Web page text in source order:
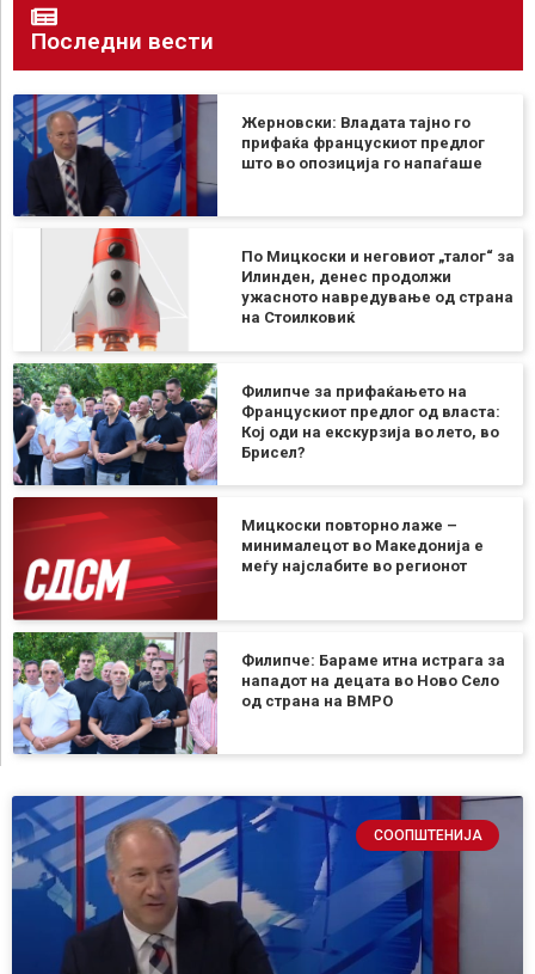
Последни вести
Жерновски: Владата тајно го
прифаќа францускиот предлог
што во опозиција го напаѓаше
По Мицкоски и неговиот „талог“ за
Илинден, денес продолжи
ужасното навредување од страна
на Стоилковиќ
Филипче за прифаќањето на
Францускиот предлог од власта:
Кој оди на екскурзија во лето, во
Брисел?
Мицкоски повторно лаже –
минималецот во Македонија е
меѓу најслабите во регионот
Филипче: Бараме итна истрага за
нападот на децата во Ново Село
од страна на ВМРО
СООПШТЕНИЈА